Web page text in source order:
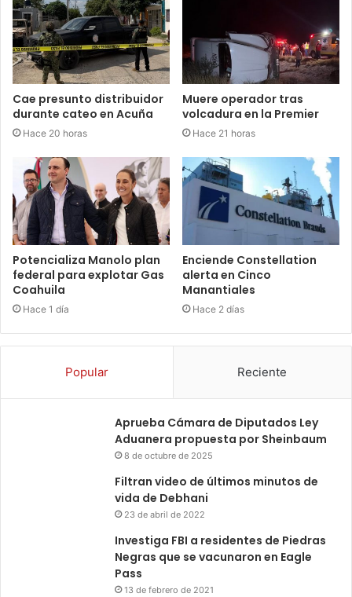
Cae presunto distribuidor
durante cateo en Acuña
Hace 20 horas
Muere operador tras
volcadura en la Premier
Hace 21 horas
Potencializa Manolo plan
federal para explotar Gas
Coahuila
Hace 1 día
Enciende Constellation
alerta en Cinco
Manantiales
Hace 2 días
Popular Reciente
Aprueba Cámara de Diputados Ley
Aduanera propuesta por Sheinbaum
8 de octubre de 2025
Filtran video de últimos minutos de
vida de Debhani
23 de abril de 2022
Investiga FBI a residentes de Piedras
Negras que se vacunaron en Eagle
Pass
13 de febrero de 2021